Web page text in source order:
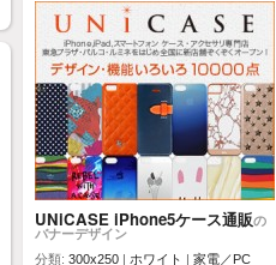
UNiCASE iPhone5ケース通販の
バナーデザイン
分類: 300x250 | ホワイト | 家電／PC